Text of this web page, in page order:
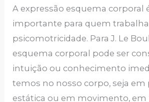
A expressão esquema corporal
importante para quem trabalha
psicomotricidade. Para J. Le
esquema corporal pode ser
intuição ou conhecimento
temos no nosso corpo, seja em
estática ou em movimento, em